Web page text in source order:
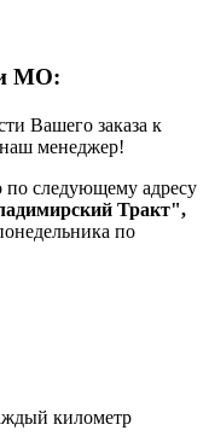
и МО:
Вашего заказа к
наш менеджер!
по следующему адресу
Тракт",
по
километр